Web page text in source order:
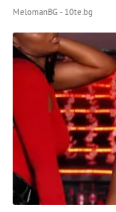
MelomanBG - 10te.bg